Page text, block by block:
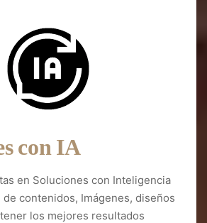
con IA
en Soluciones con Inteligencia
contenidos, Imágenes, diseños
los mejores resultados